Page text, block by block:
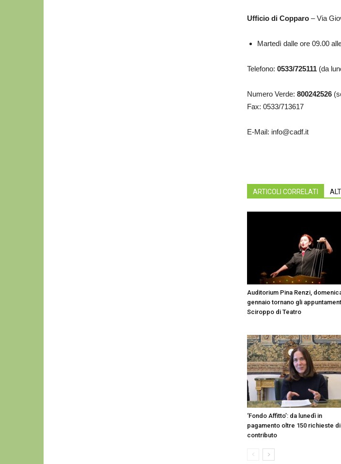
Ufficio di Copparo – Via
Martedì dalle ore 09.00
Telefono: 0533/725111 (da
Numero Verde: 800242526
Fax: 0533/713617
E-Mail: info@cadf.it
ARTICOLI CORRELATI
Auditorium Pina Renzi,
gennaio tornano gli
Sciroppo di Teatro
‘Fondo Affitto’: da lunedì in
pagamento oltre 150 richieste di
contributo